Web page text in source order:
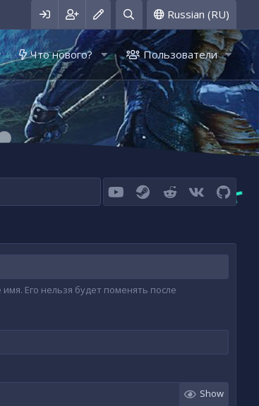
Russian (RU)
Что нового? Пользователи
youtubeSteamReddit VK
Его нельзя будет поменять после
Show